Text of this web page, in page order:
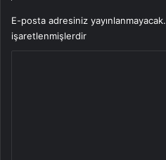
E-posta adresiniz yayınlanmayacak.
işaretlenmişlerdir